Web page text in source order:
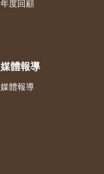
年度回顧
媒體報導
媒體報導